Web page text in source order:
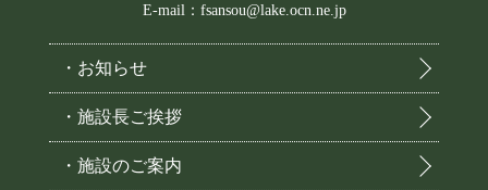
E-mail：fsansou@lake.ocn.ne.jp
・お知らせ
・施設長ご挨拶
・施設のご案内